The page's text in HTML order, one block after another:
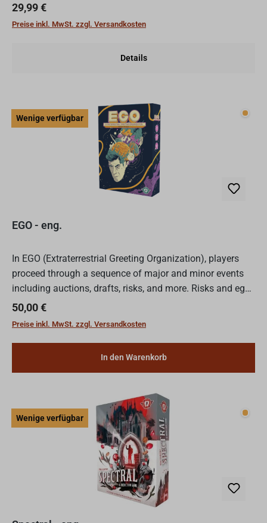
Regulärer Preis:
29,99 €
Preise inkl. MwSt. zzgl. Versandkosten
Details
Wenige verfügbar
EGO - eng.
In EGO (Extraterrestrial Greeting Organization), players
proceed through a sequence of major and minor events
including auctions, drafts, risks, and more. Risks and egos
are the lifeblood of this game as players will...
Regulärer Preis:
50,00 €
Preise inkl. MwSt. zzgl. Versandkosten
In den Warenkorb
Wenige verfügbar